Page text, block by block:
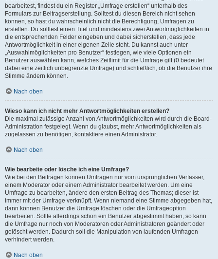
bearbeitest, findest du ein Register „Umfrage erstellen“ unterhalb des
Formulars zur Beitragserstellung. Solltest du diesen Bereich nicht sehen
können, so hast du wahrscheinlich nicht die Berechtigung, Umfragen zu
erstellen. Du solltest einen Titel und mindestens zwei Antwortmöglichkeiten in
die entsprechenden Felder eingeben und dabei sicherstellen, dass jede
Antwortmöglichkeit in einer eigenen Zeile steht. Du kannst auch unter
„Auswahlmöglichkeiten pro Benutzer“ festlegen, wie viele Optionen ein
Benutzer auswählen kann, welches Zeitlimit für die Umfrage gilt (0 bedeutet
dabei eine zeitlich unbegrenzte Umfrage) und schließlich, ob die Benutzer ihre
Stimme ändern können.
Nach oben
Wieso kann ich nicht mehr Antwortmöglichkeiten erstellen?
Die maximal zulässige Anzahl von Antwortmöglichkeiten wird durch die Board-
Administration festgelegt. Wenn du glaubst, mehr Antwortmöglichkeiten als
zugelassen zu benötigen, kontaktiere einen Administrator.
Nach oben
Wie bearbeite oder lösche ich eine Umfrage?
Wie bei den Beiträgen können Umfragen nur vom ursprünglichen Verfasser,
einem Moderator oder einem Administrator bearbeitet werden. Um eine
Umfrage zu bearbeiten, ändere den ersten Beitrag des Themas; dieser ist
immer mit der Umfrage verknüpft. Wenn niemand eine Stimme abgegeben hat,
dann können Benutzer die Umfrage löschen oder die Umfrageoption
bearbeiten. Sollte allerdings schon ein Benutzer abgestimmt haben, so kann
die Umfrage nur noch von Moderatoren oder Administratoren geändert oder
gelöscht werden. Dadurch soll die Manipulation von laufenden Umfragen
verhindert werden.
Nach oben